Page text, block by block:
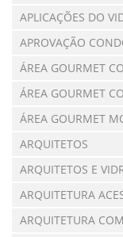
APLICAÇÕES DO
APROVAÇÃO
ÁREA GOURMET
ÁREA GOURMET
ÁREA GOURMET
ARQUITETOS
ARQUITETOS E
ARQUITETURA
ARQUITETURA